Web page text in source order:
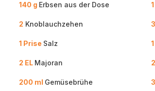
140 g Erbsen aus der Dose 1
2 Knoblauchzehen 3
1 Prise Salz
2 EL Majoran
200 ml Gemüsebrühe